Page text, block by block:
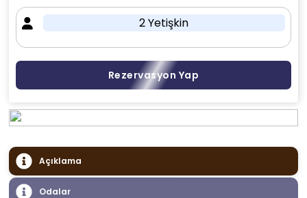
2 Yetişkin
Rezervasyon Yap
Açıklama
Odalar